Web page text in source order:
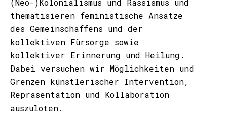
(Neo-)Kolonialismus und Rassismus und
thematisieren feministische Ansätze
des Gemeinschaffens und der
kollektiven Fürsorge sowie
kollektiver Erinnerung und Heilung.
Dabei versuchen wir Möglichkeiten und
Grenzen künstlerischer Intervention,
Repräsentation und Kollaboration
auszuloten.